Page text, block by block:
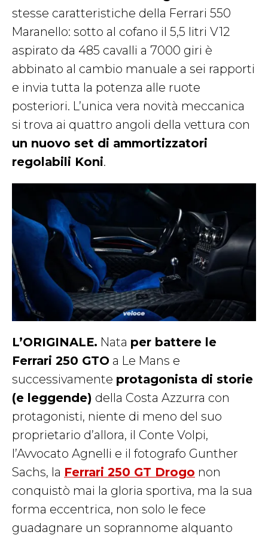
stesse caratteristiche della Ferrari 550
Maranello: sotto al cofano il 5,5 litri V12
aspirato da 485 cavalli a 7000 giri è
abbinato al cambio manuale a sei rapporti
e invia tutta la potenza alle ruote
posteriori. L’unica vera novità meccanica
si trova ai quattro angoli della vettura con
un nuovo set di ammortizzatori
regolabili Koni.
L’ORIGINALE. Nata per battere le
Ferrari 250 GTO a Le Mans e
successivamente protagonista di storie
(e leggende) della Costa Azzurra con
protagonisti, niente di meno del suo
proprietario d’allora, il Conte Volpi,
l’Avvocato Agnelli e il fotografo Gunther
Sachs, la Ferrari 250 GT Drogo non
conquistò mai la gloria sportiva, ma la sua
forma eccentrica, non solo le fece
guadagnare un soprannome alquanto